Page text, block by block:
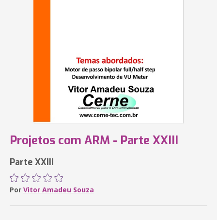
Projetos com ARM - Parte XXIII
Parte XXIII
Por Vitor Amadeu Souza